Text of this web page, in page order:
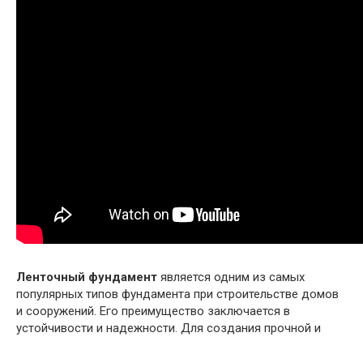
Ленточный фундамент является одним из самых
популярных типов фундамента при строительстве домов
и сооружений. Его преимущество заключается в
устойчивости и надежности. Для создания прочной и